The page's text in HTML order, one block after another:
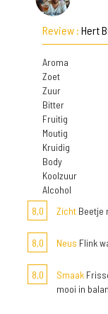
Review : Hert
Aroma
Zoet
Zuur
Bitter
Fruitig
Moutig
Kruidig
Body
Koolzuur
Alcohol
8,0
Zicht Beetje
8,0 Neus Flink
8,0 Smaak
mooi in